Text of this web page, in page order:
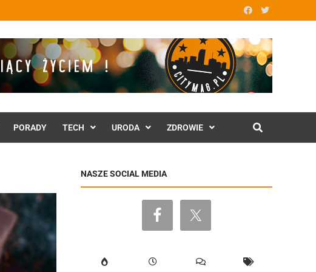
PORADY TECH URODA ZDROWIE
NASZE SOCIAL MEDIA